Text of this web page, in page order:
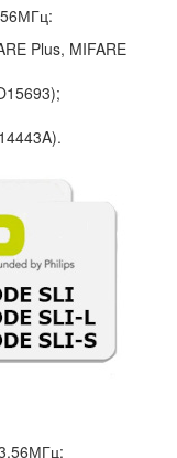
Plus, MIFARE